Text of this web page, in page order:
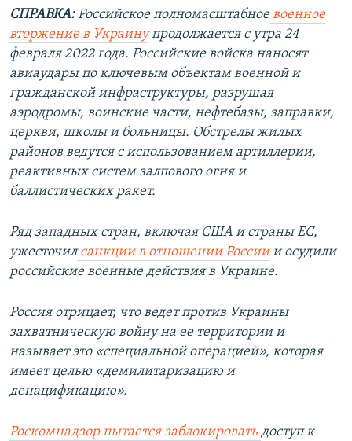
СПРАВКА:Российское полномасштабноевоенное
вторжение в Украинупродолжается с утра 24
февраля 2022 года. Российские войска наносят
авиаудары по ключевым объектам военной и
гражданской инфраструктуры, разрушая
аэродромы, воинские части, нефтебазы, заправки,
церкви, школы и больницы. Обстрелы жилых
районов ведутся с использованием артиллерии,
реактивных систем залпового огня и
баллистических ракет.
Ряд западных стран, включая США и страны ЕС,
ужесточилсанкции в отношении Россиии осудили
российские военные действия в Украине.
Россия отрицает, что ведет против Украины
захватническую войну на ее территории и
называет это «специальной операцией», которая
имеет целью «демилитаризацию и
денацификацию».
Роскомнадзор пытается заблокировать доступ к